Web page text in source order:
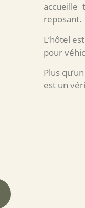
accueille
reposant.
L’hôtel
pour
Plus
est un